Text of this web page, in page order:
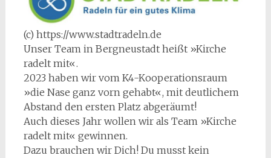
(c) https://www.stadtradeln.de
Unser Team in Bergneustadt heißt »Kirche
radelt mit«.
2023 haben wir vom K4-Kooperationsraum
»die Nase ganz vorn gehabt«, mit deutlichem
Abstand den ersten Platz abgeräumt!
Auch dieses Jahr wollen wir als Team »Kirche
radelt mit« gewinnen.
Dazu brauchen wir Dich! Du musst kein